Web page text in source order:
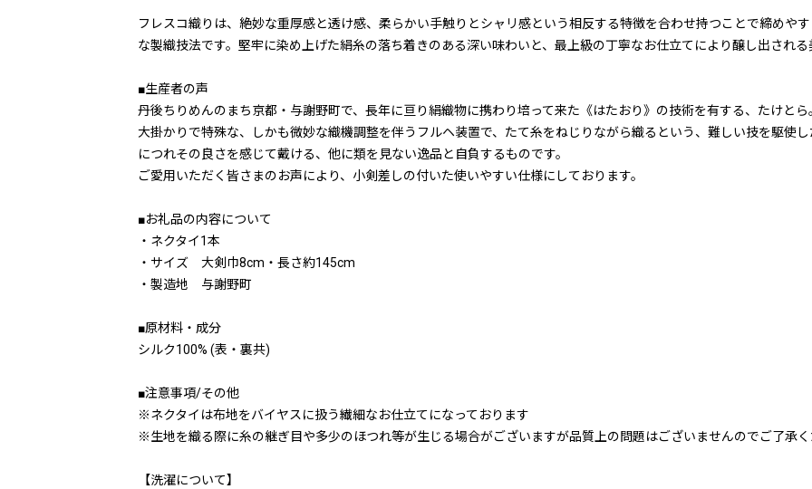
フレスコ織りは、絶妙な重厚感と透け感、柔らかい手触りとシャリ感という相反する特徴を合わせ持つことで締めや
な製織技法です。堅牢に染め上げた絹糸の落ち着きのある深い味わいと、最上級の丁寧なお仕立てにより醸し出され
■生産者の声
丹後ちりめんのまち京都・与謝野町で、長年に亘り絹織物に携わり培って来た《はたおり》の技術を有する、たけと
大掛かりで特殊な、しかも微妙な織機調整を伴うフルヘ装置で、たて糸をねじりながら織るという、難しい技を駆使
につれその良さを感じて戴ける、他に類を見ない逸品と自負するものです。
ご愛用いただく皆さまのお声により、小剣差しの付いた使いやすい仕様にしております。
■お礼品の内容について
・ネクタイ1本
・サイズ 大剣巾8cm・長さ約145cm
・製造地 与謝野町
■原材料・成分
シルク100% (表・裏共)
■注意事項/その他
※ネクタイは布地をバイヤスに扱う繊細なお仕立てになっております
※生地を織る際に糸の継ぎ目や多少のほつれ等が生じる場合がございますが品質上の問題はございませんのでご了承
【洗濯について】